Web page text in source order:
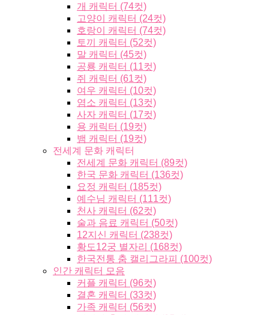
개 캐릭터 (74컷)
고양이 캐릭터 (24컷)
호랑이 캐릭터 (74컷)
토끼 캐릭터 (52컷)
말 캐릭터 (45컷)
공룡 캐릭터 (11컷)
쥐 캐릭터 (61컷)
여우 캐릭터 (10컷)
염소 캐릭터 (13컷)
사자 캐릭터 (17컷)
용 캐릭터 (19컷)
뱀 캐릭터 (19컷)
전세계 문화 캐릭터
전세계 문화 캐릭터 (89컷)
한국 문화 캐릭터 (136컷)
요정 캐릭터 (185컷)
예수님 캐릭터 (111컷)
천사 캐릭터 (62컷)
술과 음료 캐릭터 (50컷)
12지신 캐릭터 (238컷)
황도12궁 별자리 (168컷)
한국전통 춤 캘리그라피 (100컷)
인간 캐릭터 모음
커플 캐릭터 (96컷)
결혼 캐릭터 (33컷)
가족 캐릭터 (56컷)